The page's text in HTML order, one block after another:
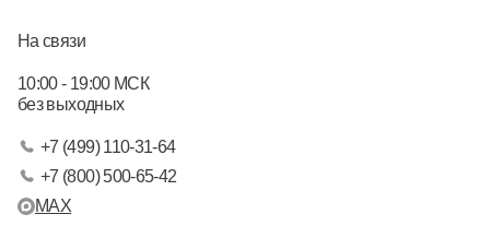
На связи
10:00 - 19:00 МСК
без выходных
+7 (499) 110-31-64
+7 (800) 500-65-42
MAX